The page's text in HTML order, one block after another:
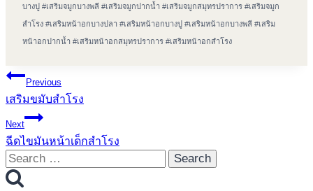
บางปู #เสริมจมูกบางพลี #เสริมจมูกปากน้ำ #เสริมจมูกสมุทรปราการ #เสริมจมูก
สำโรง #เสริมหน้าอกบางปลา #เสริมหน้าอกบางปู #เสริมหน้าอกบางพลี #เสริม
หน้าอกปากน้ำ #เสริมหน้าอกสมุทรปราการ #เสริมหน้าอกสำโรง
Post
navigation
Previous
เสริมขมับสำโรง
Next
ฉีดไขมันหน้าเด็กสำโรง
Search
for: